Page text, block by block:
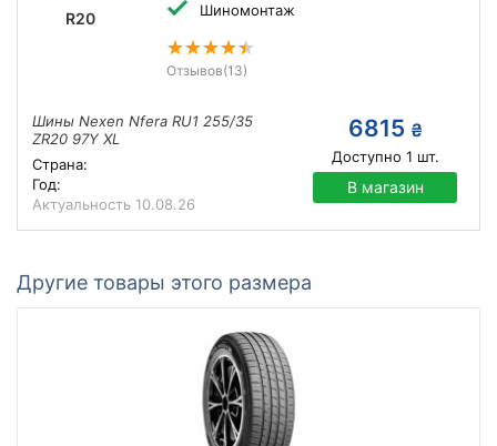
R20 Шиномонтаж
Отзывов(13)
Шины Nexen Nfera RU1 255/35
ZR20 97Y XL
Страна:
Год:
Актуальность 10.08.26
6815 ₴
Доступно 1 шт.
В магазин
Другие товары этого размера